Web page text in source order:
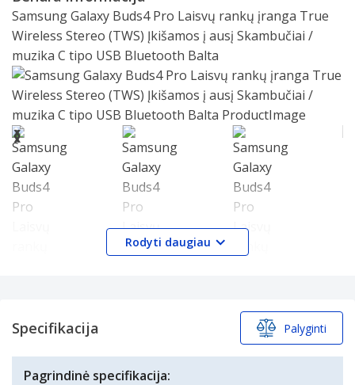
Samsung Galaxy Buds4 Pro Laisvų rankų įranga True
Wireless Stereo (TWS) Įkišamos į ausį Skambučiai /
muzika C tipo USB Bluetooth Balta
Slide 1 of 10
❮
❯
Rodyti daugiau
Specifikacija Palyginti
Pagrindinė specifikacija: